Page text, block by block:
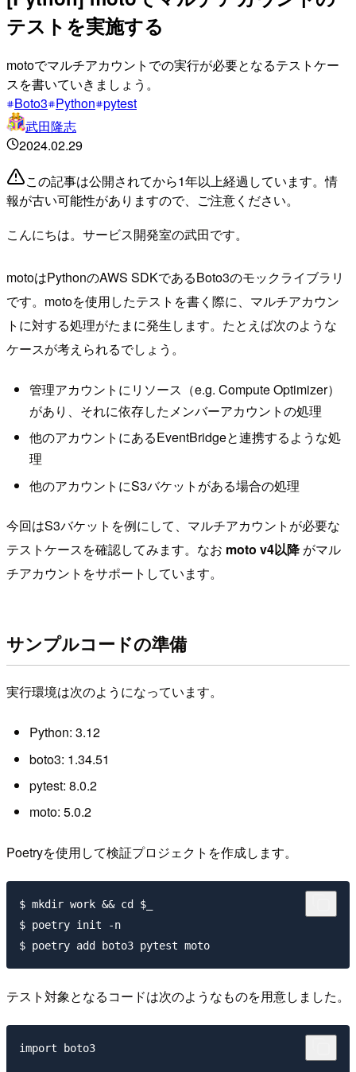
テストを実施する
motoでマルチアカウントでの実行が必要となるテストケー
スを書いていきましょう。
Boto3 Python pytest
武田隆志
2024.02.29
この記事は公開されてから1年以上経過しています。情
報が古い可能性がありますので、ご注意ください。
こんにちは。サービス開発室の武田です。
motoはPythonのAWS SDKであるBoto3のモックライブラリ
です。motoを使用したテストを書く際に、マルチアカウン
トに対する処理がたまに発生します。たとえば次のような
ケースが考えられるでしょう。
管理アカウントにリソース（e.g. Compute Optimizer）
があり、それに依存したメンバーアカウントの処理
他のアカウントにあるEventBridgeと連携するような処
理
他のアカウントにS3バケットがある場合の処理
今回はS3バケットを例にして、マルチアカウントが必要な
テストケースを確認してみます。なお moto v4以降がマル
チアカウントをサポートしています。
サンプルコードの準備
実行環境は次のようになっています。
Python: 3.12
boto3: 1.34.51
pytest: 8.0.2
moto: 5.0.2
Poetryを使用して検証プロジェクトを作成します。
$ mkdir work && cd $_
$ poetry init -n
テスト対象となるコードは次のようなものを用意しました。
import boto3